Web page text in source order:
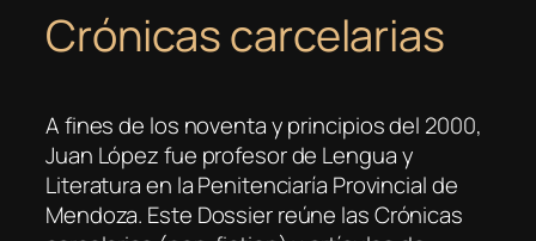
Crónicas carcelarias
A fines de los noventa y principios del 2000,
Juan López fue profesor de Lengua y
Literatura en la Penitenciaría Provincial de
Mendoza. Este Dossier reúne las Crónicas